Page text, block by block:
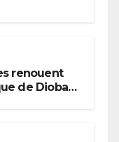
renouent
de Diobaye